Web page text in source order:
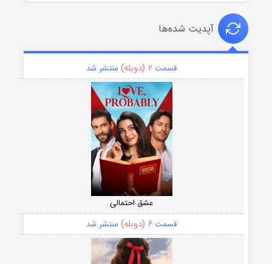
آپدیت شده‌ها
قسمت ۲ (دوبله) منتشر شد
عشق احتمالی
قسمت ۶ (دوبله) منتشر شد